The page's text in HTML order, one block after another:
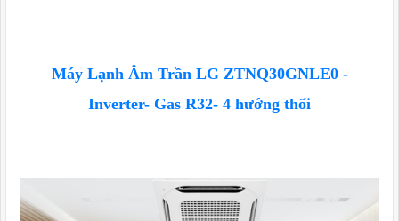
Máy Lạnh Âm Trần LG ZTNQ30GNLE0 -
Inverter- Gas R32- 4 hướng thổi